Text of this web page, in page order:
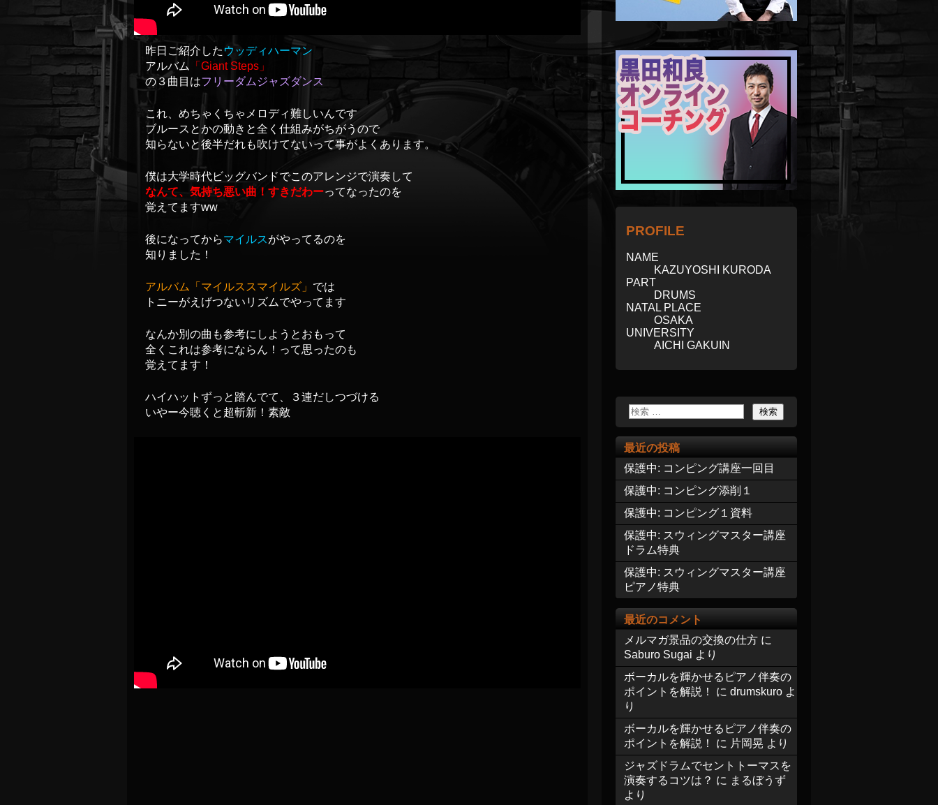
昨日ご紹介した ウッディハーマン
アルバム 「Giant Steps」
の３曲目はフリーダムジャズダンス
これ、めちゃくちゃメロディ難しいんです
ブルースとかの動きと全く仕組みがちがうので
知らないと後半だれも吹けてないって事がよくあります。
僕は大学時代ビッグバンドでこのアレンジで演奏して
なんて、気持ち悪い曲！すきだわーってなったのを
覚えてますww
後になってからマイルスがやってるのを
知りました！
アルバム「マイルススマイルズ」 では
トニーがえげつないリズムでやってます
なんか別の曲も参考にしようとおもって
全くこれは参考にならん！って思ったのも
覚えてます！
ハイハットずっと踏んでて、３連だしつづける
いやー今聴くと超斬新！素敵
PROFILE
NAME
KAZUYOSHI KURODA
PART
DRUMS
NATAL PLACE
OSAKA
UNIVERSITY
AICHI GAKUIN
最近の投稿
保護中: コンピング講座一回目
保護中: コンピング添削１
保護中: コンピング１資料
保護中: スウィングマスター講座
ドラム特典
保護中: スウィングマスター講座
ピアノ特典
最近のコメント
メルマガ景品の交換の仕方 に
Saburo Sugai より
ボーカルを輝かせるピアノ伴奏の
ポイントを解説！
に drumskuro よ
り
ボーカルを輝かせるピアノ伴奏の
ポイントを解説！
に 片岡晃 より
ジャズドラムでセントトーマスを
演奏するコツは？ に まるぼうず
より